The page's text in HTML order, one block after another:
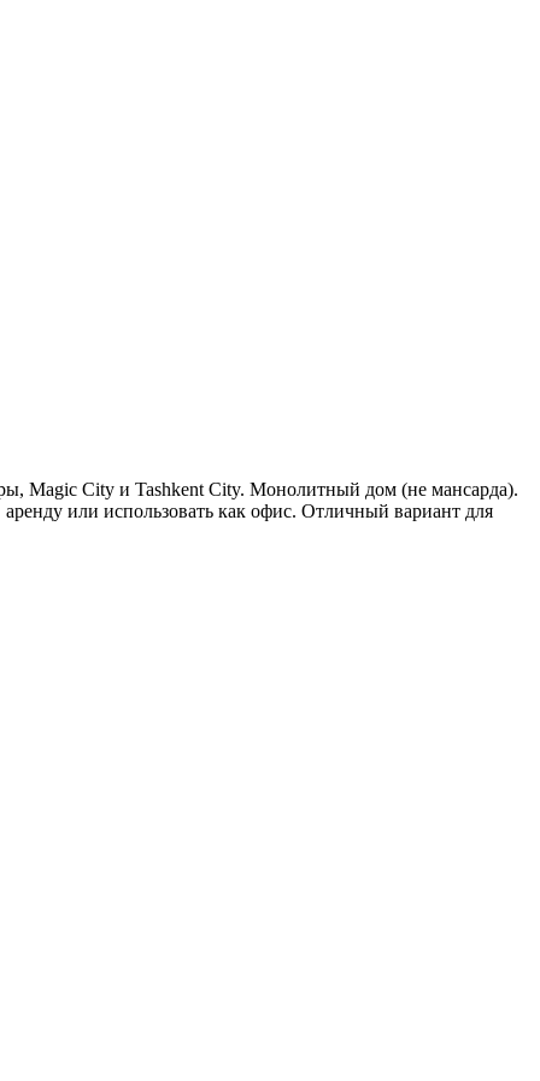
Magic City и Tashkent City. Монолитный дом (не мансарда).
или использовать как офис. Отличный вариант для